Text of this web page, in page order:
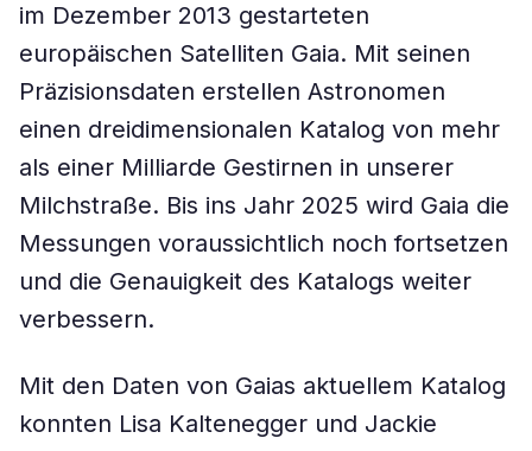
im Dezember 2013 gestarteten
europäischen Satelliten Gaia. Mit seinen
Präzisionsdaten erstellen Astronomen
einen dreidimensionalen Katalog von mehr
als einer Milliarde Gestirnen in unserer
Milchstraße. Bis ins Jahr 2025 wird Gaia die
Messungen voraussichtlich noch fortsetzen
und die Genauigkeit des Katalogs weiter
verbessern.
Mit den Daten von Gaias aktuellem Katalog
konnten Lisa Kaltenegger und Jackie